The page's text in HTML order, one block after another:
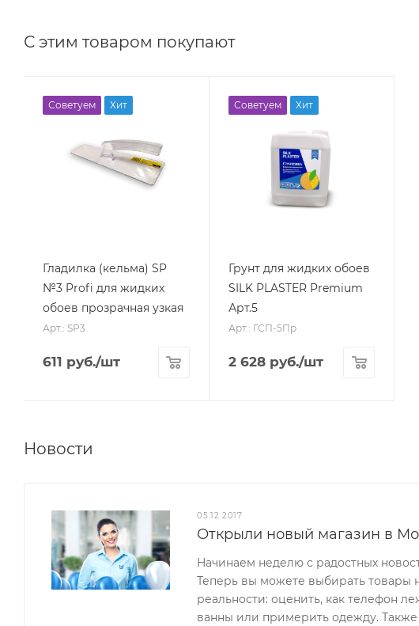
С этим товаром покупают
Советуем Хит
Гладилка (кельма) SP
№3 Profi для жидких
обоев прозрачная узкая
Арт.: SP3
611 руб./шт
Советуем Хит
Грунт для жидких обоев
SILK PLASTER Premium
Арт.5
Арт.: ГСП-5Пр
2 628руб./шт
Новости
05.12.2017
Открыли новый магазин в
Начинаем неделю с радостных
Теперь вы можете выбирать товары
реальности: оценить, как телефон
ванны или примерить одежду.